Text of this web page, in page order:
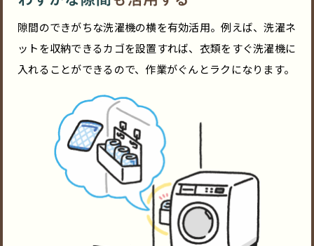
隙間のできがちな洗濯機の横を有効活用。例えば、洗濯ネ
ットを収納できるカゴを設置すれば、衣類をすぐ洗濯機に
入れることができるので、作業がぐんとラクになります。